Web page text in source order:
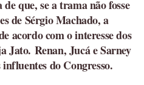
que, se a trama não fosse
de Sérgio Machado, a
acordo com o interesse dos
Jato. Renan, Jucá e Sarney
do Congresso.